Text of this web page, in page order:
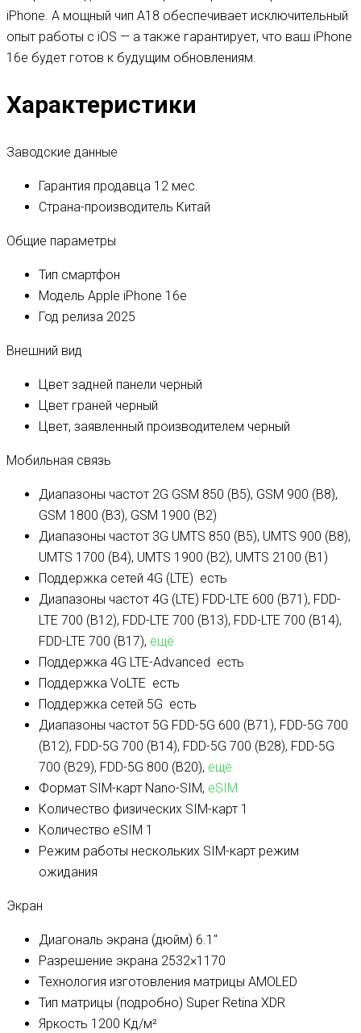
iPhone. А мощный чип A18 обеспечивает исключительный
опыт работы с iOS — а также гарантирует, что ваш iPhone
16e будет готов к будущим обновлениям.
Характеристики
Заводские данные
Гарантия продавца 12 мес.
Страна-производитель Китай
Общие параметры
Тип смартфон
Модель Apple iPhone 16e
Год релиза 2025
Внешний вид
Цвет задней панели черный
Цвет граней черный
Цвет, заявленный производителем черный
Мобильная связь
Диапазоны частот 2G GSM 850 (B5), GSM 900 (B8),
GSM 1800 (B3), GSM 1900 (B2)
Диапазоны частот 3G UMTS 850 (B5), UMTS 900 (B8),
UMTS 1700 (B4), UMTS 1900 (B2), UMTS 2100 (B1)
Поддержка сетей 4G (LTE) есть
Диапазоны частот 4G (LTE) FDD-LTE 600 (B71), FDD-
LTE 700 (B12), FDD-LTE 700 (B13), FDD-LTE 700 (B14),
FDD-LTE 700 (B17), ещё
Поддержка 4G LTE-Advanced есть
Поддержка VoLTE есть
Поддержка сетей 5G есть
Диапазоны частот 5G FDD-5G 600 (B71), FDD-5G 700
(B12), FDD-5G 700 (B14), FDD-5G 700 (B28), FDD-5G
700 (B29), FDD-5G 800 (B20), ещё
Формат SIM-карт Nano-SIM, eSIM
Количество физических SIM-карт 1
Количество eSIM 1
Режим работы нескольких SIM-карт режим
ожидания
Экран
Диагональ экрана (дюйм) 6.1″
Разрешение экрана 2532×1170
Технология изготовления матрицы AMOLED
Тип матрицы (подробно) Super Retina XDR
Яркость 1200 Кд/м²